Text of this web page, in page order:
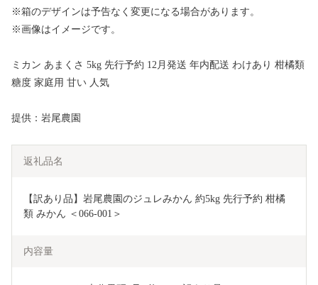
※箱のデザインは予告なく変更になる場合があります。
※画像はイメージです。
ミカン あまくさ 5kg 先行予約 12月発送 年内配送 わけあり 柑橘類
糖度 家庭用 甘い 人気
提供：岩尾農園
返礼品名
【訳あり品】岩尾農園のジュレみかん 約5kg 先行予約 柑橘
類 みかん ＜066-001＞
内容量